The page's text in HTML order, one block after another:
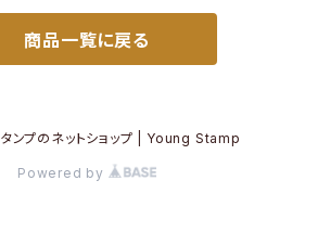
商品一覧に戻る
ンプのネットショップ | Young Stamp
Powered by